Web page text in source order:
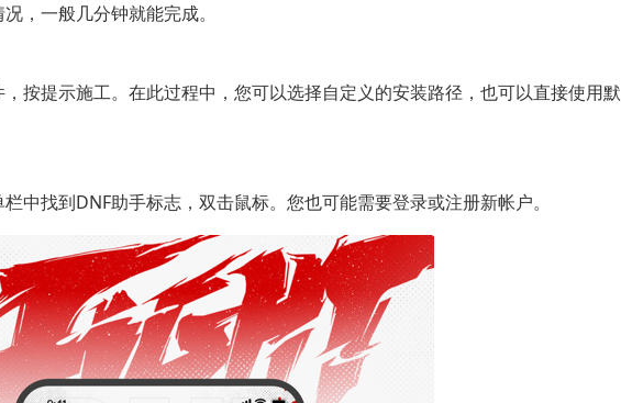
，一般几分钟就能完成。
按提示施工。在此过程中，您可以选择自定义的安装路径，也可以直接使用默
中找到DNF助手标志，双击鼠标。您也可能需要登录或注册新帐户。